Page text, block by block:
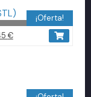
¡Oferta!
€